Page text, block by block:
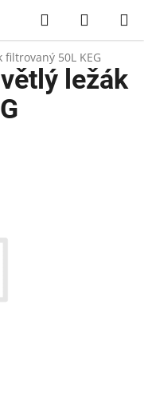
Hledat
KOŠÍK
filtrovaný 50L KEG
ležák